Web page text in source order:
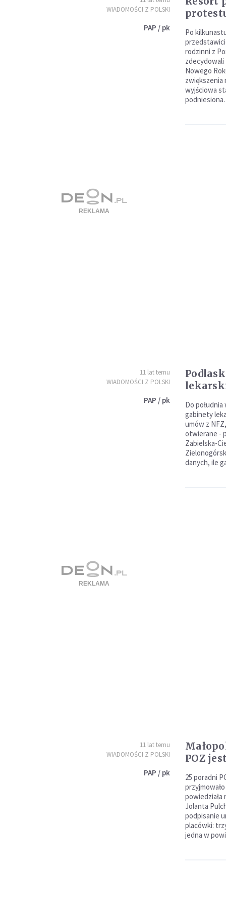
WIADOMOŚCI Z POLSKI
PAP / pk
Po
rodzinni z
Nowego
zwiększenia
wyjściowa
podniesiona.
11 lat temu
WIADOMOŚCI Z POLSKI
PAP / pk
Do
gabinety
umów z
otwierane -
Zabielska-
danych, ile
11 lat temu
WIADOMOŚCI Z POLSKI
PAP / pk
POZ
25 poradni
powiedziała
Jolanta
podpisanie
placówki:
jedna w